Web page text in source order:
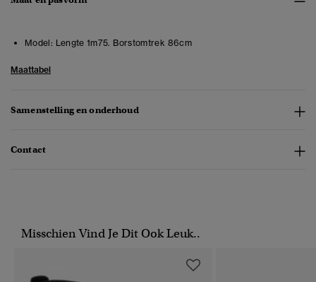
Model: Lengte 1m75. Borstomtrek 86cm
Maattabel
Samenstelling en onderhoud
Contact
Misschien Vind Je Dit Ook Leuk..